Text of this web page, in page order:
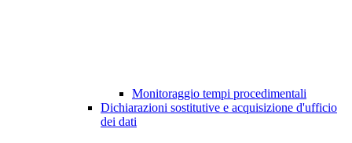
Monitoraggio tempi procedimentali
Dichiarazioni sostitutive e acquisizione d'ufficio
dei dati